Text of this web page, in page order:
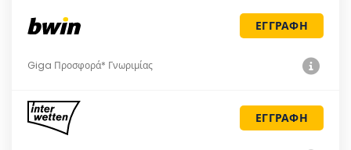
ΕΓΓΡΑΦΗ
Giga Προσφορά* Γνωριμίας
ΕΓΓΡΑΦΗ